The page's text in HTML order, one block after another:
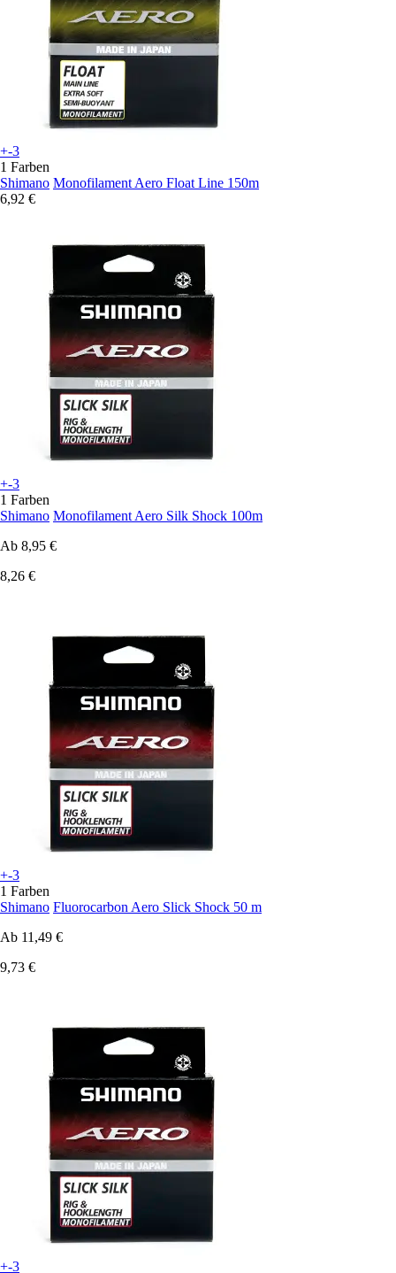
+-3
1 Farben
Shimano Monofilament Aero Float Line 150m
6,92 €
+-3
1 Farben
Shimano Monofilament Aero Silk Shock 100m
Ab 8,95 €
8,26 €
+-3
1 Farben
Shimano Fluorocarbon Aero Slick Shock 50 m
Ab 11,49 €
9,73 €
+-3